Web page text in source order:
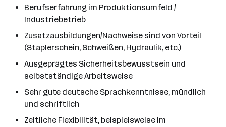
Berufserfahrung im Produktionsumfeld /
Industriebetrieb
Zusatzausbildungen/Nachweise sind von Vorteil
(Staplerschein, Schweißen, Hydraulik, etc.)
Ausgeprägtes Sicherheitsbewusstsein und
selbstständige Arbeitsweise
Sehr gute deutsche Sprachkenntnisse, mündlich
und schriftlich
Zeitliche Flexibilität, beispielsweise im